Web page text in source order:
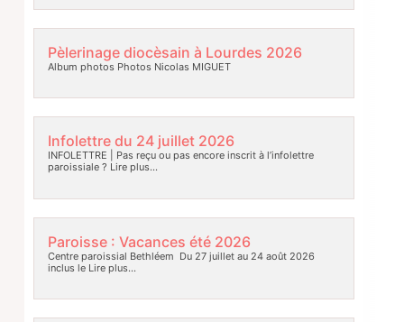
Pèlerinage diocèsain à Lourdes 2026
Album photos Photos Nicolas MIGUET
Infolettre du 24 juillet 2026
INFOLETTRE | Pas reçu ou pas encore inscrit à l’infolettre
paroissiale ? Lire plus…
Paroisse : Vacances été 2026
Centre paroissial Bethléem Du 27 juillet au 24 août 2026
inclus leLire plus…